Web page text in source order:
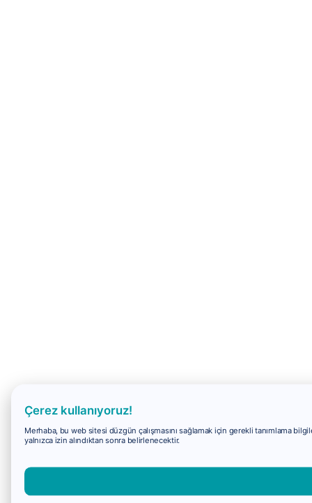
Çerez kullanıyoruz!
Merhaba, bu web sitesi düzgün çalışmasını sağlamak için gerekli tanımlama
yalnızca izin alındıktan sonra belirlenecektir.